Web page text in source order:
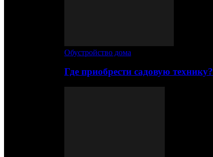
Обустройство дома
Где приобрести садовую технику?